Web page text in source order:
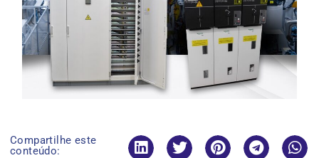
Compartilhe este
conteúdo: